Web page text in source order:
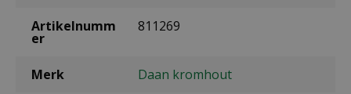
Artikelnumm
er
811269
Merk Daan kromhout